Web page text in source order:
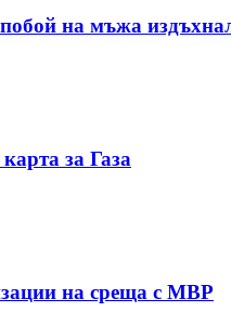
на мъжа
за Газа
на среща с МВР